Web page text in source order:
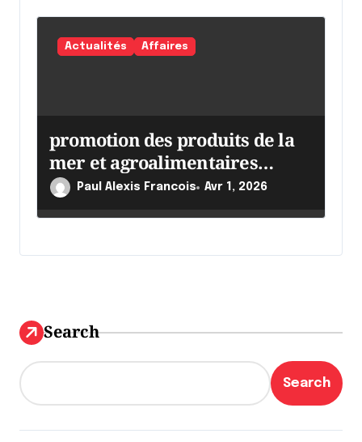
Actualités Affaires
promotion des produits de la
mer et agroalimentaires
canadiens
Paul Alexis Francois Avr 1, 2026
Search
Search